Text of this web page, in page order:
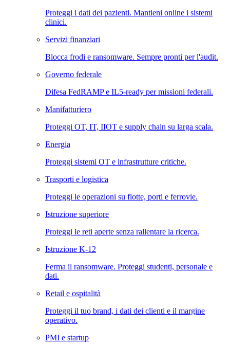
Proteggi i dati dei pazienti. Mantieni online i sistemi
clinici.
Servizi finanziari
Blocca frodi e ransomware. Sempre pronti per l'audit.
Governo federale
Difesa FedRAMP e IL5-ready per missioni federali.
Manifatturiero
Proteggi OT, IT, IIOT e supply chain su larga scala.
Energia
Proteggi sistemi OT e infrastrutture critiche.
Trasporti e logistica
Proteggi le operazioni su flotte, porti e ferrovie.
Istruzione superiore
Proteggi le reti aperte senza rallentare la ricerca.
Istruzione K-12
Ferma il ransomware. Proteggi studenti, personale e
dati.
Retail e ospitalità
Proteggi il tuo brand, i dati dei clienti e il margine
operativo.
PMI e startup